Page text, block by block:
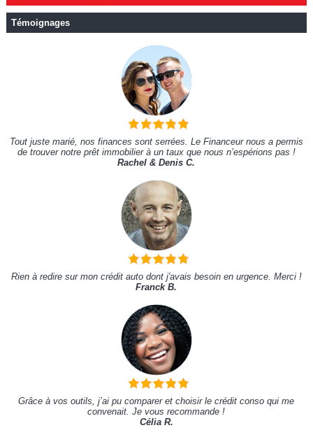
Témoignages
Tout juste marié, nos finances sont serrées. Le Financeur nous a permis
de trouver notre prêt immobilier à un taux que nous n’espérions pas !
Rachel & Denis C.
Rien à redire sur mon crédit auto dont j'avais besoin en urgence. Merci !
Franck B.
Grâce à vos outils, j’ai pu comparer et choisir le crédit conso qui me
convenait. Je vous recommande !
Célia R.